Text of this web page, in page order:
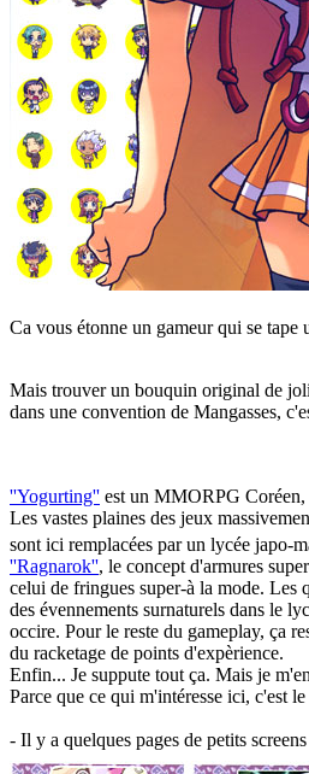
Ca vous étonne un gameur qui se tape
Mais trouver un bouquin original de
dans une convention de Mangasses,
''Yogurting'' est un MMORPG
Les vastes plaines des jeux
sont ici remplacées par un lycée japo-
''Ragnarok'', le concept d'armures
celui de fringues super-à la mode. Les
des évennements surnaturels dans le
occire. Pour le reste du gameplay, ça
du racketage de points d'expèrience.
Enfin... Je suppute tout ça. Mais je
Parce que ce qui m'intéresse ici, c'est
- Il y a quelques pages de petits